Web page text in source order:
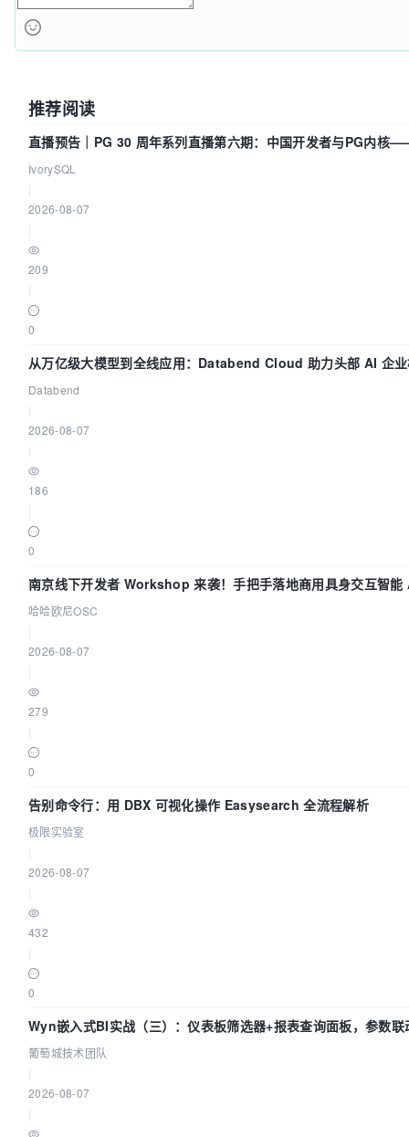
推荐阅读
直播预告｜PG 30 周年系列直播第六期：中国开发者与PG内核
么？
IvorySQL
2026-08-07
209
0
从万亿级大模型到全线应用：Databend Cloud 助力头部 AI 企
Databend
2026-08-07
186
0
南京线下开发者 Workshop 来袭！手把手落地商用具身交互智
哈哈欧尼OSC
2026-08-07
279
0
告别命令行：用 DBX 可视化操作 Easysearch 全流程解析
极限实验室
2026-08-07
432
0
Wyn嵌入式BI实战（三）：仪表板筛选器+报表查询面板，参数联
葡萄城技术团队
2026-08-07